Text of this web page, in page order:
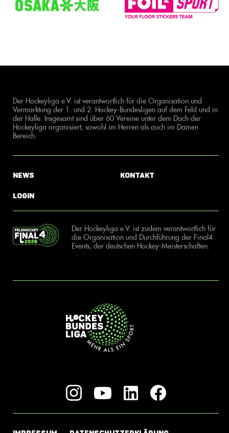
Der Hockeyliga e.V. ist verantwortlich für die Organisation und
Vermarktung der 1. und 2. Hockey-Bundesligen auf dem Feld und in
der Halle. Insgesamt sind über 60 Vereine unter dem Dach der
Hockeyliga organisiert, sowohl im Herren als auch im Damen
Bereich.
News
Login
Kontakt
Der Hockeyliga e.V. ist zudem verantwortlich für
die Organisation und Durchführung der Final4
Events, der deutschen Hockey-Meisterschaften.